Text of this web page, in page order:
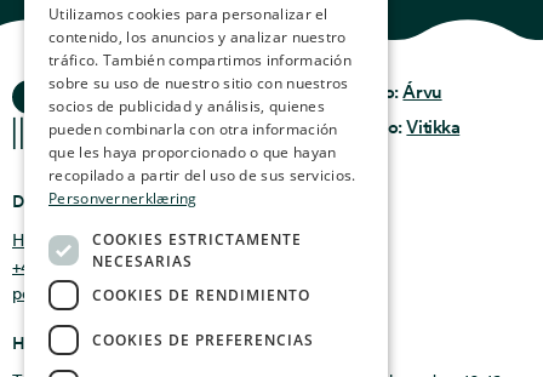
Historias del Océano
Dónde encontrarnos
Holmen 4b, 9750 Honningsvåg, Noruega
+47 47 99 00 95
post@oceanstories.no
Horarios de apertura
Privacidad y Política
Términos y
condiciones
Diseño:Árvu
Código:Vitikka
GERMAN
FRENCH
SPANISH
FINNISH
Utilizamos cookies para personalizar el
contenido, los anuncios y analizar nuestro
tráfico. También compartimos información
sobre su uso de nuestro sitio con nuestros
socios de publicidad y análisis, quienes
pueden combinarla con otra información
que les haya proporcionado o que hayan
recopilado a partir del uso de sus servicios.
Personvernerklæring
COOKIES ESTRICTAMENTE
NECESARIAS
COOKIES DE RENDIMIENTO
COOKIES DE PREFERENCIAS